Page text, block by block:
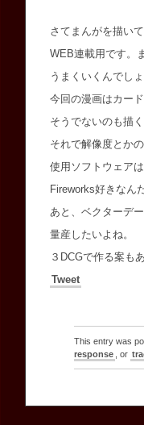
さてまんがを描いて
WEB連載用です。
うまくいくんでし
今回の漫画はカー
そうでないのも描
それで解像度とか
使用ソフトウェア
Fireworks好きなん
あと、ベクターデ
量産したいよね。
３DCGで作る案も
Tweet
This entry was
response
, or